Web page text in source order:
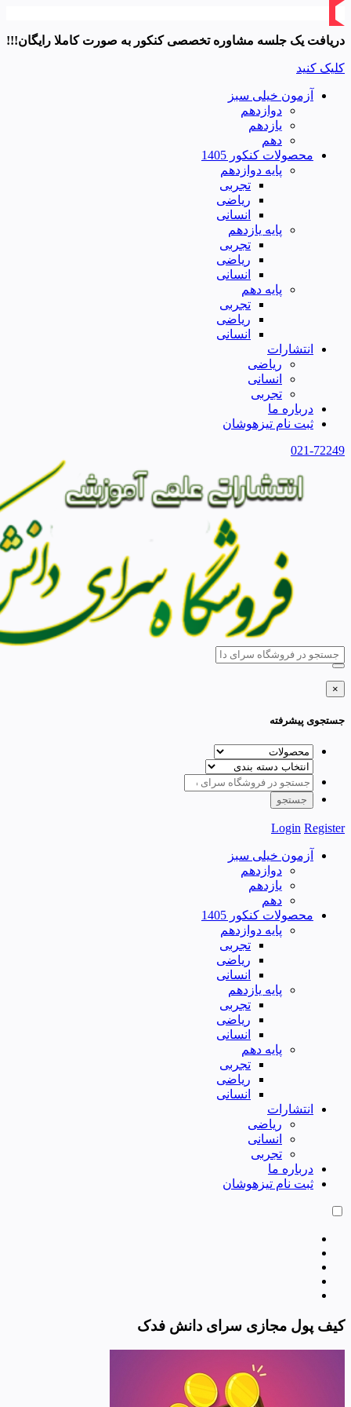
دریافت یک جلسه مشاوره تخصصی کنکور به صورت کاملا رایگان!!!
کلیک کنید
آزمون خیلی سبز
دوازدهم
یازدهم
دهم
محصولات کنکور 1405
پایه دوازدهم
تجربی
ریاضی
انسانی
پایه یازدهم
تجربی
ریاضی
انسانی
پایه دهم
تجربی
ریاضی
انسانی
انتشارات
ریاضی
انسانی
تجربی
درباره ما
ثبت نام تیزهوشان
021-72249
×
جستجوی پیشرفته
Login Register
آزمون خیلی سبز
دوازدهم
یازدهم
دهم
محصولات کنکور 1405
پایه دوازدهم
تجربی
ریاضی
انسانی
پایه یازدهم
تجربی
ریاضی
انسانی
پایه دهم
تجربی
ریاضی
انسانی
انتشارات
ریاضی
انسانی
تجربی
درباره ما
ثبت نام تیزهوشان
کیف پول مجازی سرای دانش فدک